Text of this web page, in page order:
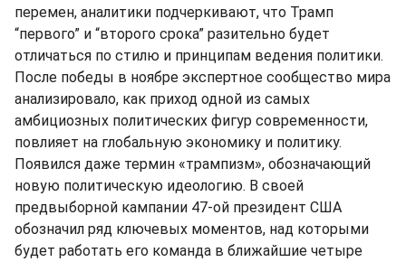
перемен, аналитики подчеркивают, что Трамп
“первого” и “второго срока” разительно будет
отличаться по стилю и принципам ведения политики.
После победы в ноябре экспертное сообщество мира
анализировало, как приход одной из самых
амбициозных политических фигур современности,
повлияет на глобальную экономику и политику.
Появился даже термин «трампизм», обозначающий
новую политическую идеологию. В своей
предвыборной кампании 47-ой президент США
обозначил ряд ключевых моментов, над которыми
будет работать его команда в ближайшие четыре